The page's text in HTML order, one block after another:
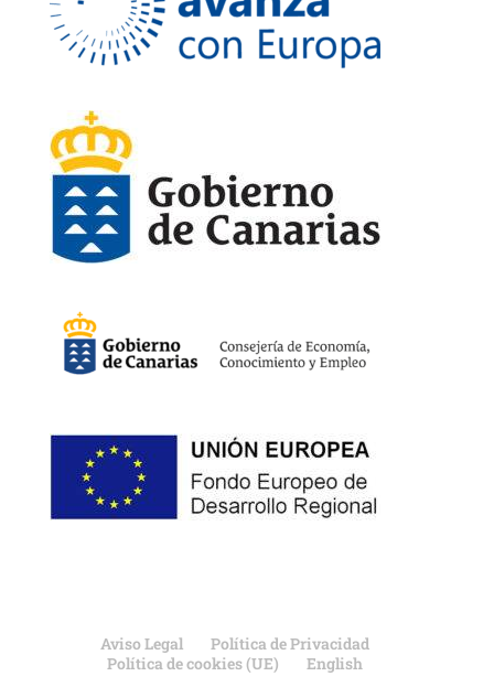
Aviso Legal
Política de Privacidad
Política de cookies (UE)
English